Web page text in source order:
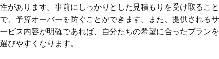
性があります。事前にしっかりとした見積もりを受け取ること
で、予算オーバーを防ぐことができます。また、提供されるサ
ービス内容が明確であれば、自分たちの希望に合ったプランを
選びやすくなります。